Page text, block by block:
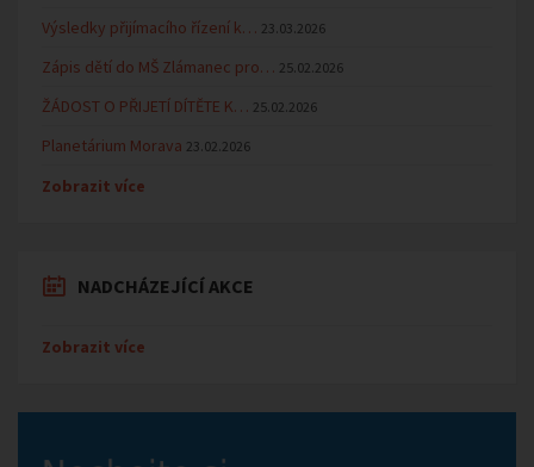
Výsledky přijímacího řízení k… 23.03.2026
Zápis dětí do MŠ Zlámanec pro… 25.02.2026
ŽÁDOST O PŘIJETÍ DÍTĚTE K… 25.02.2026
Planetárium Morava 23.02.2026
Zobrazit více
NADCHÁZEJÍCÍ AKCE
Zobrazit více